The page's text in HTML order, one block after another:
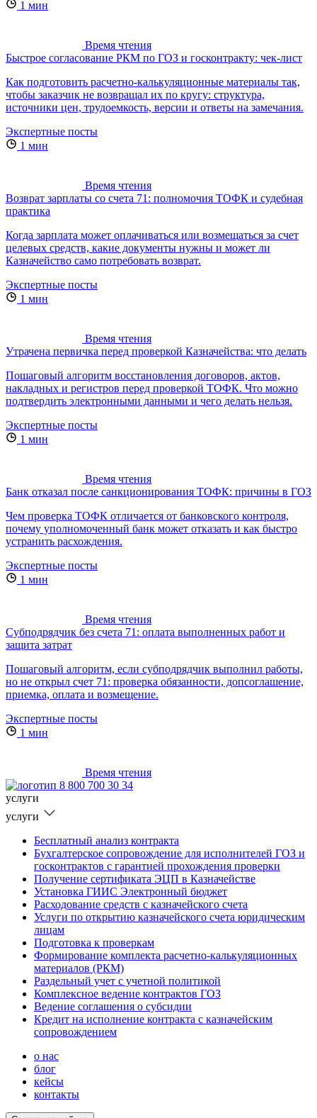
1 мин
Время чтения
Быстрое согласование РКМ по ГОЗ и госконтракту: чек-лист
Как подготовить расчетно-калькуляционные материалы так,
чтобы заказчик не возвращал их по кругу: структура,
источники цен, трудоемкость, версии и ответы на замечания.
Экспертные посты
1 мин
Время чтения
Возврат зарплаты со счета 71: полномочия ТОФК и судебная
практика
Когда зарплата может оплачиваться или возмещаться за счет
целевых средств, какие документы нужны и может ли
Казначейство само потребовать возврат.
Экспертные посты
1 мин
Время чтения
Утрачена первичка перед проверкой Казначейства: что делать
Пошаговый алгоритм восстановления договоров, актов,
накладных и регистров перед проверкой ТОФК. Что можно
подтвердить электронными данными и чего делать нельзя.
Экспертные посты
1 мин
Время чтения
Банк отказал после санкционирования ТОФК: причины в ГОЗ
Чем проверка ТОФК отличается от банковского контроля,
почему уполномоченный банк может отказать и как быстро
устранить расхождения.
Экспертные посты
1 мин
Время чтения
Субподрядчик без счета 71: оплата выполненных работ и
защита затрат
Пошаговый алгоритм, если субподрядчик выполнил работы,
но не открыл счет 71: проверка обязанности, допсоглашение,
приемка, оплата и возмещение.
Экспертные посты
1 мин
Время чтения
8 800 700 30 34
услуги
услуги
Бесплатный анализ контракта
Бухгалтерское сопровождение для исполнителей ГОЗ и
госконтрактов с гарантией прохождения проверки
Получение сертификата ЭЦП в Казначействе
Установка ГИИС Электронный бюджет
Расходование средств с казначейского счета
Услуги по открытию казначейского счета юридическим
лицам
Подготовка к проверкам
Формирование комплекта расчетно-калькуляционных
материалов (РКМ)
Раздельный учет с учетной политикой
Комплексное ведение контрактов ГОЗ
Ведение соглашения о субсидии
Кредит на исполнение контракта с казначейским
сопровождением
о нас
блог
кейсы
контакты